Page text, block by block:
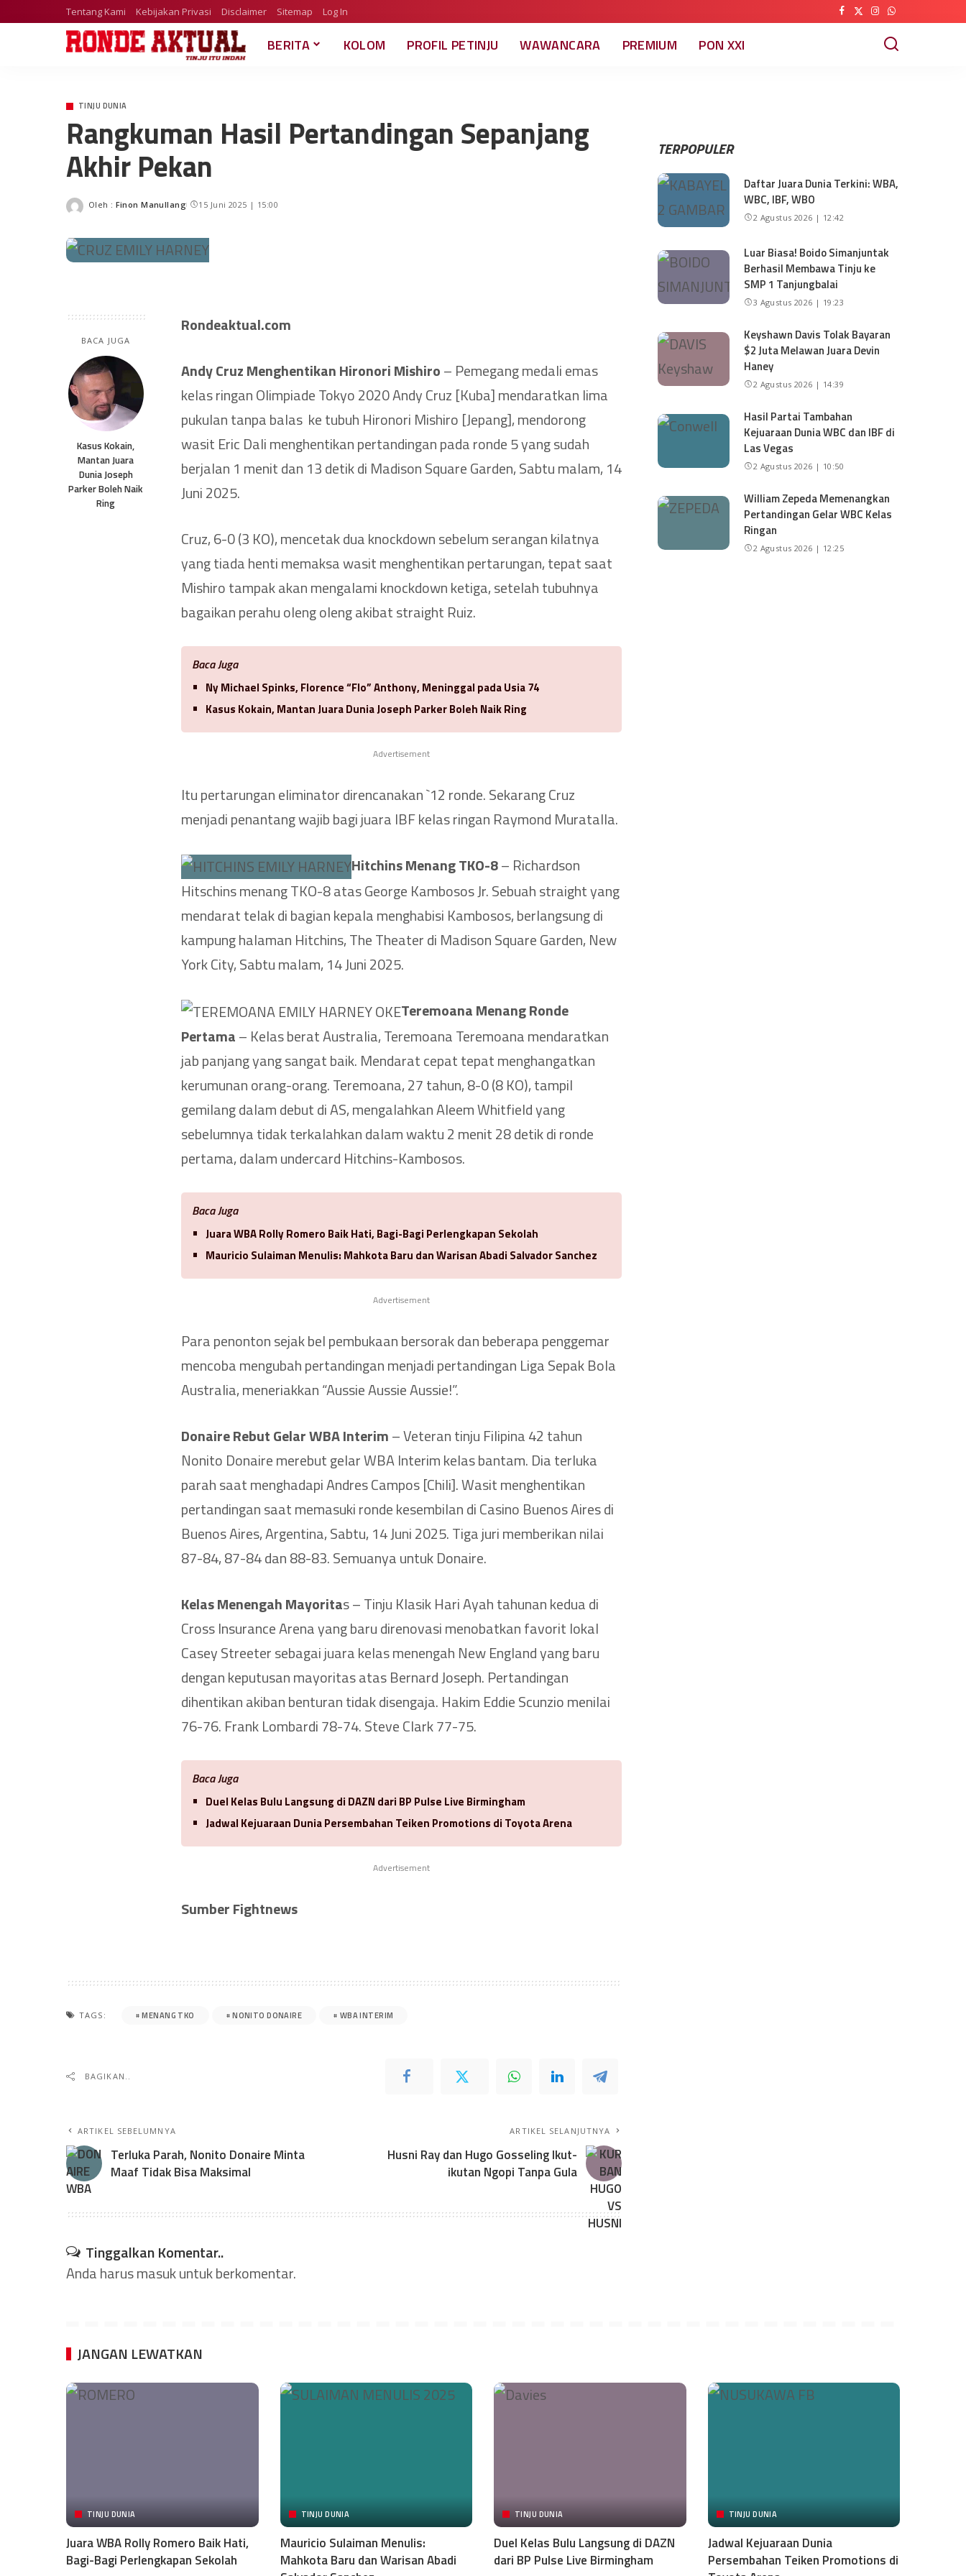
Tentang Kami Kebijakan Privasi Disclaimer Sitemap Log In
BERITA KOLOM PROFIL PETINJU WAWANCARA PREMIUM PON XXI
TINJU DUNIA
Rangkuman Hasil Pertandingan Sepanjang
Akhir Pekan
Oleh : Finon Manullang 15 Juni 2025 | 15:00
BACA JUGA
Kasus Kokain,
Mantan Juara
Dunia Joseph
Parker Boleh Naik
Ring
Rondeaktual.com
Andy Cruz Menghentikan Hironori Mishiro– Pemegang medali emas
kelas ringan Olimpiade Tokyo 2020 Andy Cruz [Kuba] mendaratkan lima
pukulan tanpa balas ke tubuh Hironori Mishiro [Jepang], mendorong
wasit Eric Dali menghentikan pertandingan pada ronde 5 yang sudah
berjalan 1 menit dan 13 detik di Madison Square Garden, Sabtu malam, 14
Juni 2025.
Cruz, 6-0 (3 KO), mencetak dua knockdown sebelum serangan kilatnya
yang tiada henti memaksa wasit menghentikan pertarungan, tepat saat
Mishiro tampak akan mengalami knockdown ketiga, setelah tubuhnya
bagaikan perahu oleng oleng akibat straight Ruiz.
Baca Juga
Ny Michael Spinks, Florence “Flo” Anthony, Meninggal pada Usia 74
Kasus Kokain, Mantan Juara Dunia Joseph Parker Boleh Naik Ring
Advertisement
Itu pertarungan eliminator direncanakan `12 ronde. Sekarang Cruz
menjadi penantang wajib bagi juara IBF kelas ringan Raymond Muratalla.
Hitchins Menang TKO-8– Richardson
Hitschins menang TKO-8 atas George Kambosos Jr. Sebuah straight yang
mendarat telak di bagian kepala menghabisi Kambosos, berlangsung di
kampung halaman Hitchins, The Theater di Madison Square Garden, New
York City, Sabtu malam, 14 Juni 2025.
Teremoana Menang Ronde
Pertama– Kelas berat Australia, Teremoana Teremoana mendaratkan
jab panjang yang sangat baik. Mendarat cepat tepat menghangatkan
kerumunan orang-orang.Teremoana, 27 tahun, 8-0 (8 KO), tampil
gemilang dalam debut di AS, mengalahkan Aleem Whitfield yang
sebelumnya tidak terkalahkan dalam waktu 2 menit 28 detik di ronde
pertama, dalam undercard Hitchins-Kambosos.
Baca Juga
Juara WBA Rolly Romero Baik Hati, Bagi-Bagi Perlengkapan Sekolah
Mauricio Sulaiman Menulis: Mahkota Baru dan Warisan Abadi Salvador Sanchez
Advertisement
Para penonton sejak bel pembukaan bersorak dan beberapa penggemar
mencoba mengubah pertandingan menjadi pertandingan Liga Sepak Bola
Australia, meneriakkan “Aussie Aussie Aussie!”.
Donaire Rebut Gelar WBA Interim– Veteran tinju Filipina 42 tahun
Nonito Donaire merebut gelar WBA Interim kelas bantam. Dia terluka
parah saat menghadapi Andres Campos [Chili]. Wasit menghentikan
pertandingan saat memasuki ronde kesembilan di Casino Buenos Aires di
Buenos Aires, Argentina, Sabtu, 14 Juni 2025. Tiga juri memberikan nilai
87-84, 87-84 dan 88-83. Semuanya untuk Donaire.
Kelas Menengah Mayoritas – Tinju Klasik Hari Ayah tahunan kedua di
Cross Insurance Arena yang baru direnovasi menobatkan favorit lokal
Casey Streeter sebagai juara kelas menengah New England yang baru
dengan keputusan mayoritas atas Bernard Joseph. Pertandingan
dihentikan akiban benturan tidak disengaja. Hakim Eddie Scunzio menilai
76-76. Frank Lombardi 78-74. Steve Clark 77-75.
Baca Juga
Duel Kelas Bulu Langsung di DAZN dari BP Pulse Live Birmingham
Jadwal Kejuaraan Dunia Persembahan Teiken Promotions di Toyota Arena
Advertisement
Sumber Fightnews
TAGS: MENANG TKO NONITO DONAIRE WBA INTERIM
BAGIKAN..
ARTIKEL SEBELUMNYA
Terluka Parah, Nonito Donaire Minta
Maaf Tidak Bisa Maksimal
ARTIKEL SELANJUTNYA
Husni Ray dan Hugo Gosseling Ikut-
ikutan Ngopi Tanpa Gula
Tinggalkan Komentar..
Anda harusmasukuntuk berkomentar.
TERPOPULER
Daftar Juara Dunia Terkini: WBA,
WBC, IBF, WBO
2 Agustus 2026 | 12:42
Luar Biasa! Boido Simanjuntak
Berhasil Membawa Tinju ke
SMP 1 Tanjungbalai
3 Agustus 2026 | 19:23
Keyshawn Davis Tolak Bayaran
$2 Juta Melawan Juara Devin
Haney
2 Agustus 2026 | 14:39
Hasil Partai Tambahan
Kejuaraan Dunia WBC dan IBF di
Las Vegas
2 Agustus 2026 | 10:50
William Zepeda Memenangkan
Pertandingan Gelar WBC Kelas
Ringan
2 Agustus 2026 | 12:25
JANGAN LEWATKAN
TINJU DUNIA
Juara WBA Rolly Romero Baik Hati,
Bagi-Bagi Perlengkapan Sekolah
TINJU DUNIA
Mauricio Sulaiman Menulis:
Mahkota Baru dan Warisan Abadi
TINJU DUNIA
Duel Kelas Bulu Langsung di DAZN
dari BP Pulse Live Birmingham
TINJU DUNIA
Jadwal Kejuaraan Dunia
Persembahan Teiken Promotions di